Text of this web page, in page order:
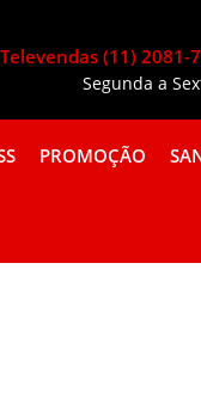
PROMOÇÃO
Televendas (11) 2081-
Segunda a